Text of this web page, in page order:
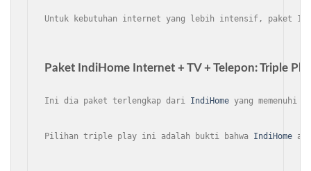
Untuk kebutuhan internet yang lebih intensif, paket
Paket IndiHome Internet + TV + Telepon: Triple
Ini dia paket terlengkap dari IndiHome yang
Pilihan triple play ini adalah bukti bahwa IndiHome